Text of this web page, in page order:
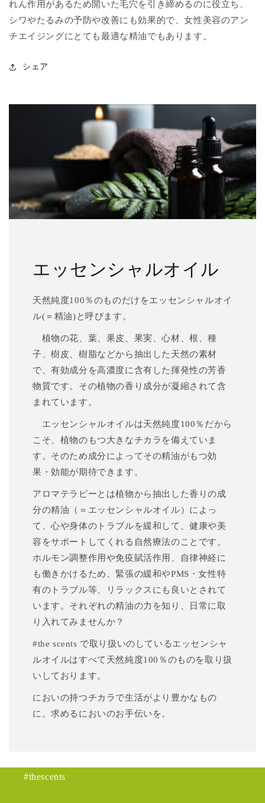
れん作用があるため開いた毛穴を引き締めるのに役立ち、
シワやたるみの予防や改善にも効果的で 、女性美容のアン
チエイジングにとても最適な精油でもあります。
シェア
エッセンシャルオイル
天然純度100％のものだけをエッセンシャルオイ
ル(＝精油)と呼びます。
植物の花、葉、果皮、果実、心材、根、種
子、樹皮、樹脂などから抽出した天然の素材
で、有効成分を高濃度に含有した揮発性の芳香
物質です。その植物の香り成分が凝縮されて含
まれています。
エッセンシャルオイルは天然純度100％だから
こそ、植物のもつ大きなチカラを備えていま
す。そのため成分によってその精油がもつ効
果・効能が期待できます。
アロマテラピーとは植物から抽出した香りの成
分の精油（＝エッセンシャルオイル）によっ
て、心や身体のトラブルを緩和して、健康や美
容をサポートしてくれる自然療法のことです。
ホルモン調整作用や免疫賦活作用、自律神経に
も働きかけるため、緊張の緩和やPMS・女性特
有のトラブル等、リラックスにも良いとされて
います。それぞれの精油の力を知り、日常に取
り入れてみませんか？
#the scents で取り扱いのしているエッセンシャ
ルオイルはすべて天然純度100％のものを取り扱
いしております。
においの持つチカラで生活がより豊かなもの
に。求めるにおいのお手伝いを。
#thescents